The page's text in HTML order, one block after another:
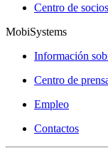
Centro de socios
MobiSystems
Información
Centro de
Empleo
Contactos